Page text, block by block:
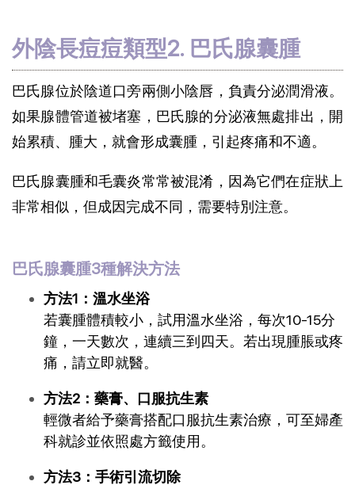
外陰長痘痘類型2. 巴氏腺囊腫
巴氏腺位於陰道口旁兩側小陰唇，負責分泌潤滑液。
如果腺體管道被堵塞，巴氏腺的分泌液無處排出，開
始累積、腫大，就會形成囊腫，引起疼痛和不適。
巴氏腺囊腫和毛囊炎常常被混淆，因為它們在症狀上
非常相似，但成因完成不同，需要特別注意。
巴氏腺囊腫3種解決方法
方法1：溫水坐浴
若囊腫體積較小，試用溫水坐浴，每次10-15分
鐘，一天數次，連續三到四天。若出現腫脹或疼
痛，請立即就醫。
方法2：藥膏、口服抗生素
輕微者給予藥膏搭配口服抗生素治療，可至婦產
科就診並依照處方籤使用。
方法3：手術引流切除